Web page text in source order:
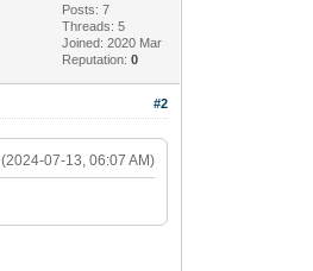
Posts: 7
Threads: 5
Joined: 2020 Mar
Reputation:0
#2
(2024-07-13, 06:07 AM)